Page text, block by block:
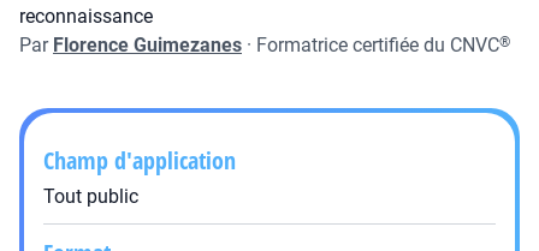
reconnaissance
Par Florence Guimezanes · Formatrice certifiée du CNVC®
Champ d'application
Tout public